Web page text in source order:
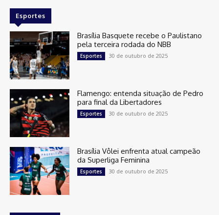
Esportes
Brasília Basquete recebe o Paulistano
pela terceira rodada do NBB
Esportes 30 de outubro de 2025
Flamengo: entenda situação de Pedro
para final da Libertadores
Esportes 30 de outubro de 2025
Brasília Vôlei enfrenta atual campeão
da Superliga Feminina
Esportes 30 de outubro de 2025